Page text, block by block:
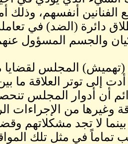
أنفسهم، وذلك
دائرة (الضد) في
والجسم المسؤول
المجلس لقضايا
إلى توتر العلاقة ما
أن أدوار المجلس
وغيرها من الإجراءات
لا تجد مشكلاتهم
تماماً في مثل تلك